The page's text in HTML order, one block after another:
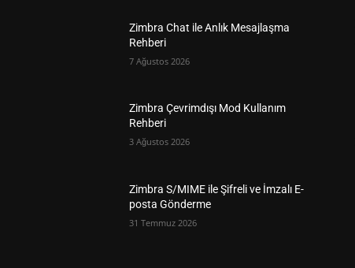
Zimbra Chat ile Anlık Mesajlaşma
Rehberi
7 Ağustos 2026
Zimbra Çevrimdışı Mod Kullanım
Rehberi
3 Ağustos 2026
Zimbra S/MIME ile Şifreli ve İmzalı E-
posta Gönderme
31 Temmuz 2026